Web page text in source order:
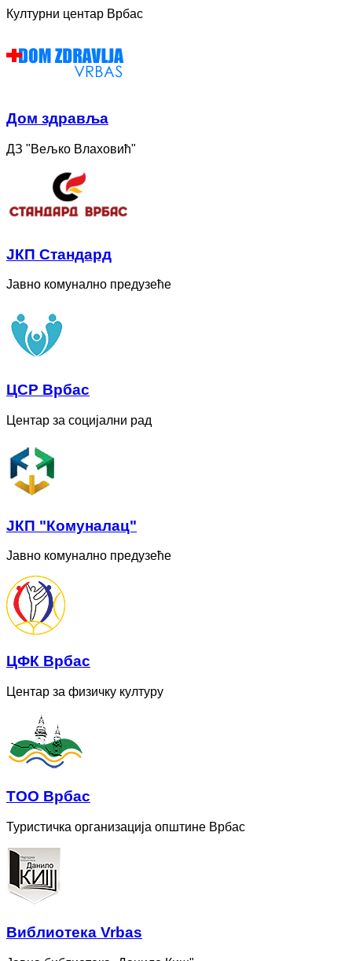
Културни центар Врбас
Дом здравља
ДЗ "Вељко Влаховић"
ЈКП Стандард
Јавно комунално предузеће
ЦСР Врбас
Центар за социјални рад
ЈКП "Комуналац"
Јавно комунално предузеће
ЦФК Врбас
Центар за физичку културу
ТОО Врбас
Туристичка организација општине Врбас
Bиблиотека Vrbas